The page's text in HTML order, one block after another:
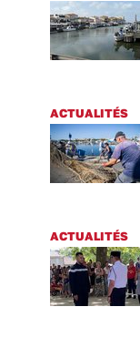
ACTUALITÉS
ACTUALITÉS